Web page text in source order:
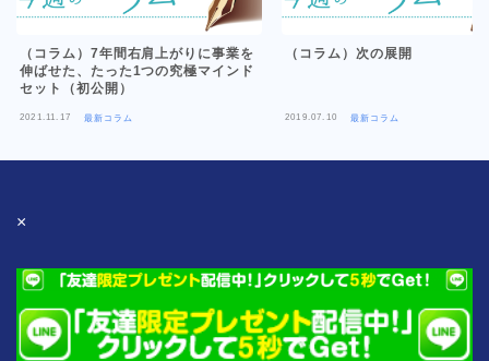
（コラム）7年間右肩上がりに事業を
伸ばせた、たった1つの究極マインド
セット（初公開）
2021.11.17 最新コラム
（コラム）次の展開
2019.07.10 最新コラム
×